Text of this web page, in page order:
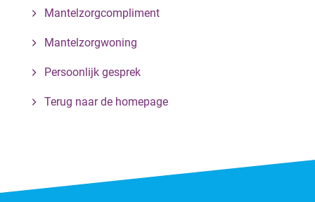
Mantelzorgcompliment
Mantelzorgwoning
Persoonlijk gesprek
Terug naar de homepage